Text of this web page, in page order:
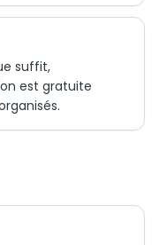
suffit,
est gratuite